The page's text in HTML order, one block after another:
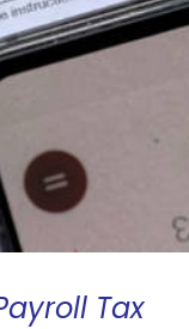
Tax